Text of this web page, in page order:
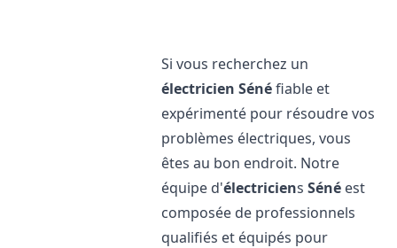
Si vous recherchez un
électricien Sénéfiable et
expérimenté pour résoudre vos
problèmes électriques, vous
êtes au bon endroit. Notre
équipe d'électriciensSéné est
composée de professionnels
qualifiés et équipés pour